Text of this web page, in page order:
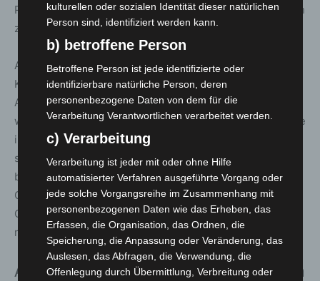
Präventionsangebote auszubauen und besser zugänglich
zu machen.
Auch der nordrhein-westfälische Gesundheitsminister
Karl-Josef Laumann unterstrich die Bedeutung dieses
Ansatzes: „Wir müssen in Sachen Prävention besser
werden. Die Menschen brauchen Wissen darüber, wie sie
ihre Gesundheit möglichst lang erhalten können und wie
sie Zugang zu Präventionsangeboten bekommen. Dazu
brauchen wir insgesamt ein positives Klima für
Gesundheitsförderung und Gesunderhaltung in unserer
Gesellschaft, bei dem wir alle Bevölkerungsgruppen
mitnehmen.“
Ausblick: Jubiläums-GMK 2027 in Hessen
kulturellen oder sozialen Identität dieser natürlichen
Person sind, identifiziert werden kann.
b) betroffene Person
Betroffene Person ist jede identifizierte oder
identifizierbare natürliche Person, deren
personenbezogene Daten von dem für die
Verarbeitung Verantwortlichen verarbeitet werden.
c) Verarbeitung
Verarbeitung ist jeder mit oder ohne Hilfe
automatisierter Verfahren ausgeführte Vorgang oder
jede solche Vorgangsreihe im Zusammenhang mit
personenbezogenen Daten wie das Erheben, das
Erfassen, die Organisation, das Ordnen, die
Speicherung, die Anpassung oder Veränderung, das
Auslesen, das Abfragen, die Verwendung, die
Offenlegung durch Übermittlung, Verbreitung oder